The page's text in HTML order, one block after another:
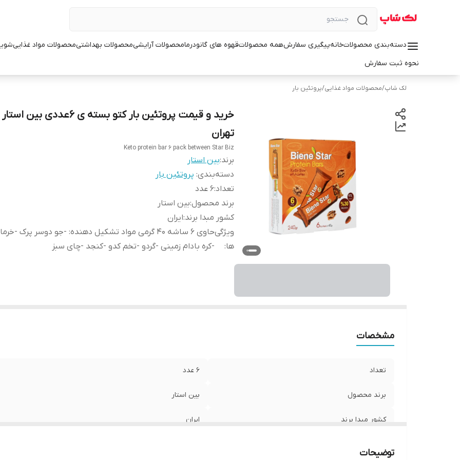
دسته‌بندی محصولاتخانهپیگیری سفارشهمه محصولاتقهوه های گانودرمامحصولات آرایشیمحصولات بهداشتیمحصولات مواد غذایی
نحوه ثبت سفارش
لک شاپ/محصولات مواد غذایی/پروتئین بار
خرید و قیمت پروتئین بار کتو بسته ی 6عددی
تهران
Keto protein bar 6 pack between Star Biz
برند:بین استار
دسته‌بندی: پروتئین بار
تعداد:6 عدد
برند محصول:بین استار
کشور مبدا برند:ایران
ویژگی
ها:
حاوی 6 ساشه 40 گرمی مواد تشکیل دهنده: -جو دوسر پرک -
-کره بادام زمینی -گردو -تخم کدو -کنجد -چای سبز
مشخصات
تعداد 6 عدد
برند محصول بین استار
کشور مبدا برند ایران
توضیحات